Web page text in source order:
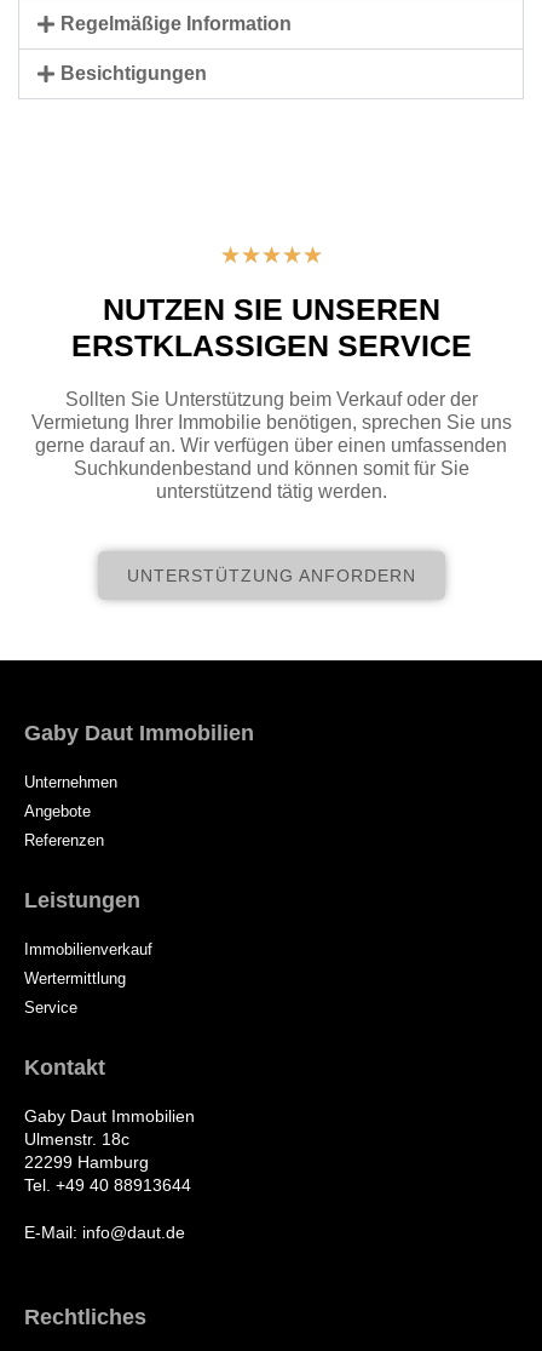
Regelmäßige Information
Besichtigungen
★★★★★
NUTZEN SIE UNSEREN
ERSTKLASSIGEN SERVICE
Sollten Sie Unterstützung beim Verkauf oder der
Vermietung Ihrer Immobilie benötigen, sprechen Sie uns
gerne darauf an. Wir verfügen über einen umfassenden
Suchkundenbestand und können somit für Sie
unterstützend tätig werden.
UNTERSTÜTZUNG ANFORDERN
Gaby Daut Immobilien
Unternehmen
Angebote
Referenzen
Leistungen
Immobilienverkauf
Wertermittlung
Service
Kontakt
Gaby Daut Immobilien
Ulmenstr. 18c
22299 Hamburg
Tel. +49 40 88913644
E-Mail: info@daut.de
Rechtliches